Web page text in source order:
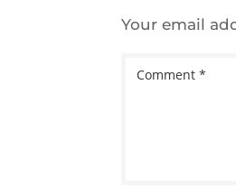
Your email